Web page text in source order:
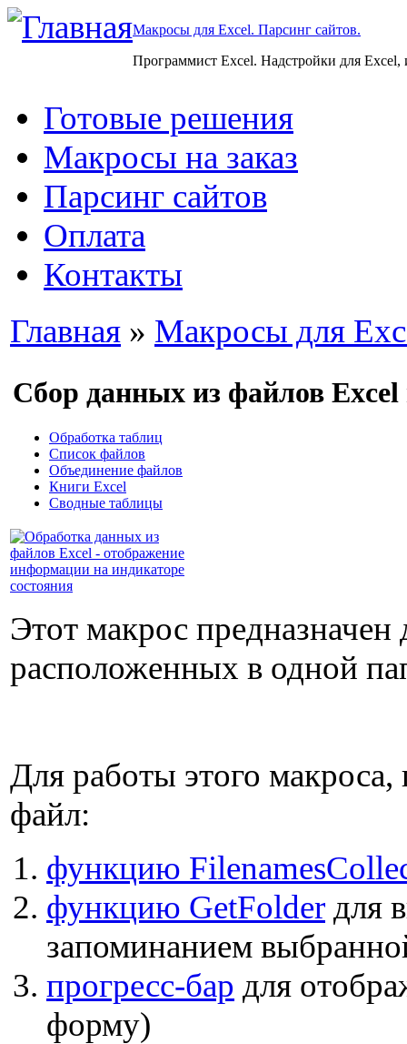
Макросы для Excel. Парсинг сайтов.
Программист Excel. Надстройки для Excel,
Готовые решения
Макросы на заказ
Парсинг сайтов
Оплата
Контакты
Главная » Макросы для
Сбор данных из файлов Excel
Обработка таблиц
Список файлов
Объединение файлов
Книги Excel
Сводные таблицы
Этот макрос
расположенных в одной
Для работы этого
файл:
функцию
функцию GetFolder для
запоминанием
прогресс-бар для
форму)